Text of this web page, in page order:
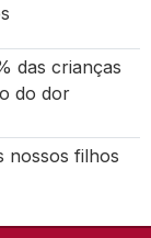
das crianças
do dor
nossos filhos